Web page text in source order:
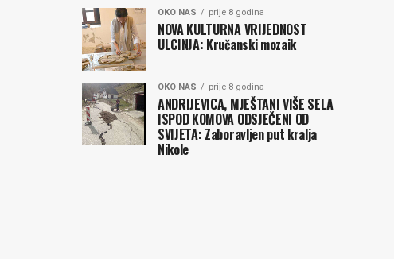
OKO NAS prije 8 godina
NOVA KULTURNA VRIJEDNOST
ULCINJA: Kručanski mozaik
OKO NAS prije 8 godina
ANDRIJEVICA, MJEŠTANI VIŠE SELA
ISPOD KOMOVA ODSJEČENI OD
SVIJETA: Zaboravljen put kralja
Nikole